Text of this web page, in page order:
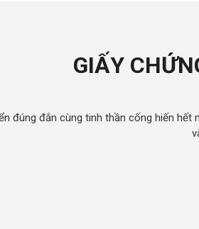
GIẤY
đúng đắn cùng tinh thần cống hiến